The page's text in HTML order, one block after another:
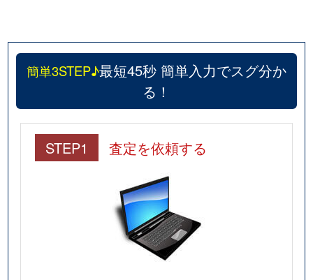
簡単3STEP♪最短45秒 簡単入力でスグ分か
る！
STEP1 査定を依頼する